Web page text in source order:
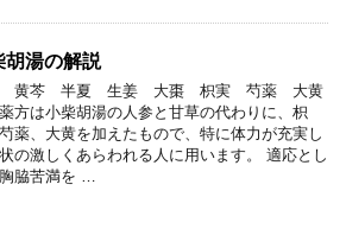
胡湯の解説
黄芩 半夏 生姜 大棗 枳実 芍薬 大黄
方は小柴胡湯の人参と甘草の代わりに、枳
薬、大黄を加えたもので、特に体力が充実し
の激しくあらわれる人に用います。 適応とし
脇苦満を …